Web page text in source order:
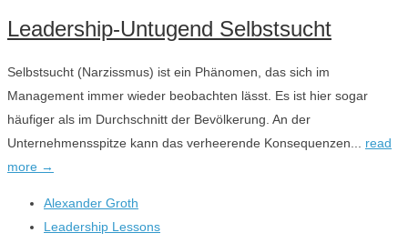
Leadership-Untugend Selbstsucht
Selbstsucht (Narzissmus) ist ein Phänomen, das sich im
Management immer wieder beobachten lässt. Es ist hier sogar
häufiger als im Durchschnitt der Bevölkerung. An der
Unternehmensspitze kann das verheerende Konsequenzen... read
more →
Alexander Groth
Leadership Lessons